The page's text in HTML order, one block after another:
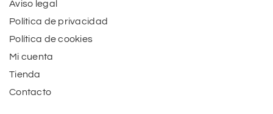
Aviso legal
Política de privacidad
Política de cookies
Mi cuenta
Tienda
Contacto